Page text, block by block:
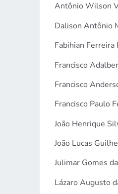
Antônio Wilson
Dalison Antônio
Fabihian Ferreira
Francisco
Francisco
Francisco Paulo
João Henrique
João Lucas
Julimar Gomes
Lázaro Augusto